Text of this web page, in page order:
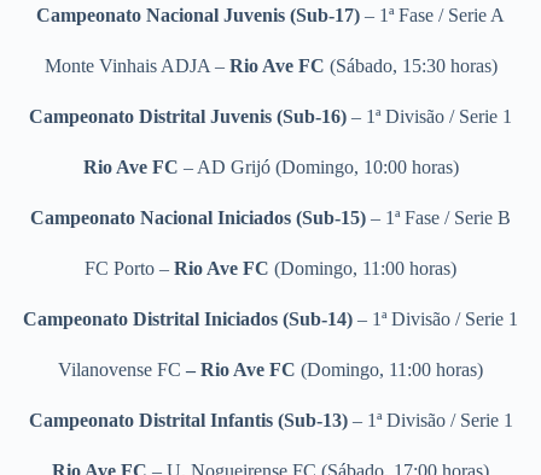
Campeonato Nacional Juvenis (Sub-17) – 1ª Fase / Serie A
Monte Vinhais ADJA –Rio Ave FC (Sábado, 15:30 horas)
Campeonato Distrital Juvenis (Sub-16) – 1ª Divisão / Serie 1
Rio Ave FC – AD Grijó (Domingo, 10:00 horas)
Campeonato Nacional Iniciados (Sub-15) – 1ª Fase / Serie B
FC Porto – Rio Ave FC (Domingo, 11:00 horas)
Campeonato Distrital Iniciados (Sub-14) – 1ª Divisão / Serie 1
Vilanovense FC – Rio Ave FC (Domingo, 11:00 horas)
Campeonato Distrital Infantis (Sub-13) – 1ª Divisão / Serie 1
Rio Ave FC – U. Nogueirense FC (Sábado, 17:00 horas)